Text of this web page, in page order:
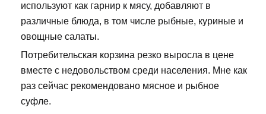
используют как гарнир к мясу, добавляют в
различные блюда, в том числе рыбные, куриные и
овощные салаты.
Потребительская корзина резко выросла в цене
вместе с недовольством среди населения. Мне как
раз сейчас рекомендовано мясное и рыбное
суфле.